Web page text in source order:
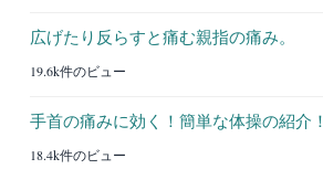
広げたり反らすと痛む親指の痛み。
19.6k件のビュー
手首の痛みに効く！簡単な体操の紹介！
18.4k件のビュー